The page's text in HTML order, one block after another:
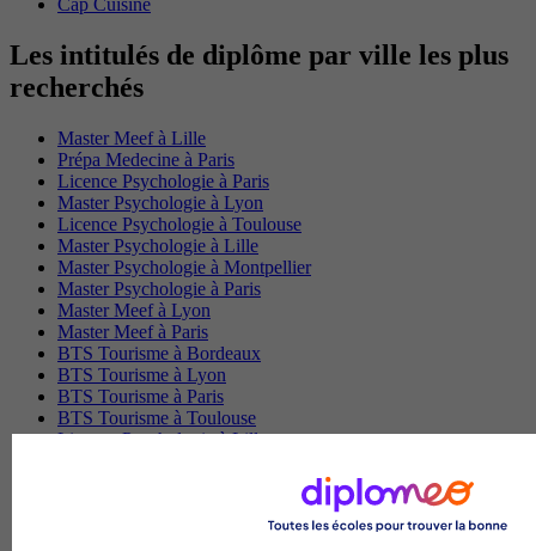
Les intitulés de diplôme par ville les plus
recherchés
Master Meef à Lille
Prépa Medecine à Paris
Licence Psychologie à Paris
Master Psychologie à Lyon
Licence Psychologie à Toulouse
Master Psychologie à Lille
Master Psychologie à Montpellier
Master Psychologie à Paris
Master Meef à Lyon
Master Meef à Paris
BTS Tourisme à Bordeaux
BTS Tourisme à Lyon
BTS Tourisme à Paris
BTS Tourisme à Toulouse
Licence Psychologie à Lille
BTS Communication à Bordeaux
BTS Communication à Lyon